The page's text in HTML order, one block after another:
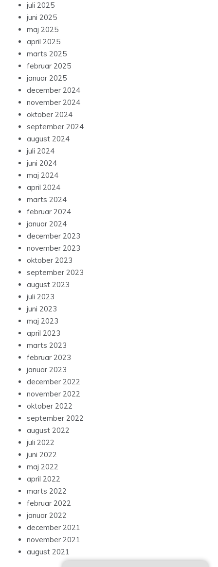
juli 2025
juni 2025
maj 2025
april 2025
marts 2025
februar 2025
januar 2025
december 2024
november 2024
oktober 2024
september 2024
august 2024
juli 2024
juni 2024
maj 2024
april 2024
marts 2024
februar 2024
januar 2024
december 2023
november 2023
oktober 2023
september 2023
august 2023
juli 2023
juni 2023
maj 2023
april 2023
marts 2023
februar 2023
januar 2023
december 2022
november 2022
oktober 2022
september 2022
august 2022
juli 2022
juni 2022
maj 2022
april 2022
marts 2022
februar 2022
januar 2022
december 2021
november 2021
august 2021